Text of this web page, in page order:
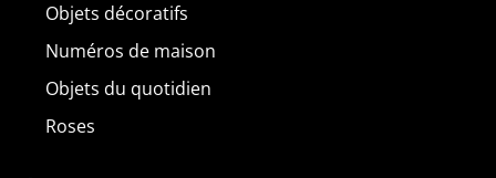
Objets décoratifs
Numéros de maison
Objets du quotidien
Roses